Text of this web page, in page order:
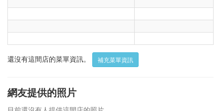
還沒有這間店的菜單資訊。 補充菜單資訊
網友提供的照片